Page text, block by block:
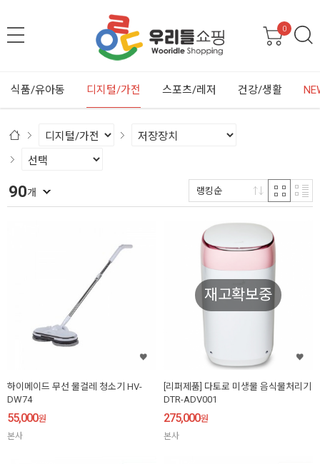
0
식품/유아동 디지털/가전 스포츠/레저 건강/생활
90개 랭킹순
하이메이드 무선 물걸레 청소기 HV-
DW74
55,000원
본사
재고확보중
[리퍼제품] 다토로 미생물 음식물처리기
DTR-ADV001
275,000원
본사